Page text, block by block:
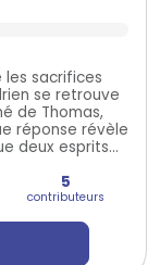
les sacrifices
se retrouve
de Thomas,
réponse révèle
deux esprits...
5
contributeurs